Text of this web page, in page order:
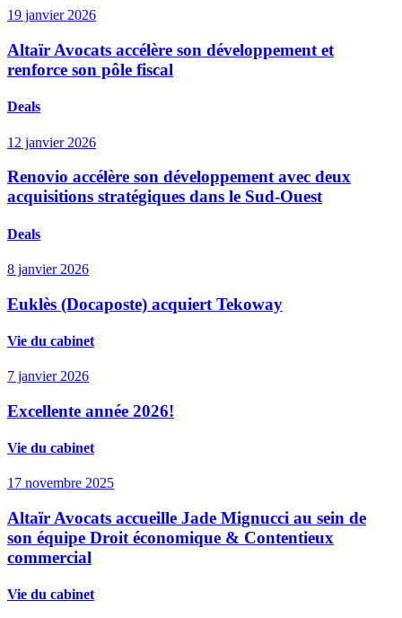
19 janvier 2026
Altaïr Avocats accélère son développement et
renforce son pôle fiscal
Deals
12 janvier 2026
Renovio accélère son développement avec deux
acquisitions stratégiques dans le Sud-Ouest
Deals
8 janvier 2026
Euklès (Docaposte) acquiert Tekoway
Vie du cabinet
7 janvier 2026
Excellente année 2026!
Vie du cabinet
17 novembre 2025
Altaïr Avocats accueille Jade Mignucci au sein de
son équipe Droit économique & Contentieux
commercial
Vie du cabinet